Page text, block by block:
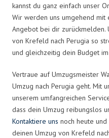
kannst du ganz einfach unser
Wir werden uns umgehend mit
Angebot bei dir zurückmelden.
von Krefeld nach Perugia so
und gleichzeitig dein Budget
Vertraue auf Umzugsmeister
Umzug nach Perugia geht. Mit
unserem umfangreichen
dass dein Umzug reibungslos
Kontaktiere uns noch heute
deinen Umzug von Krefeld